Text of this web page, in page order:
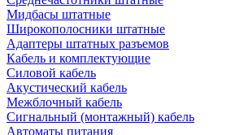
Мидбасы штатные
Широкополосники штатные
Адаптеры штатных разъемов
Кабель и комплектующие
Силовой кабель
Акустический кабель
Межблочный кабель
Сигнальный (монтажный) кабель
Автоматы питания